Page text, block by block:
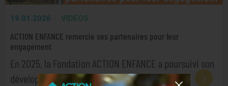
19.01.2026 VIDÉOS
ACTION ENFANCE remercie ses partenaires pour leur
engagement
En 2025, la Fondation ACTION ENFANCE a poursuivi son
développement via la construction…